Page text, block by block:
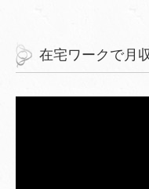
在宅ワークで月